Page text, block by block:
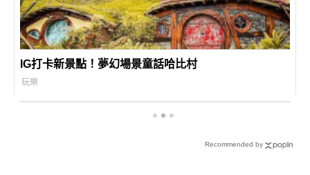
IG打卡新景點！夢幻場景童話哈比村
玩樂
Recommended by